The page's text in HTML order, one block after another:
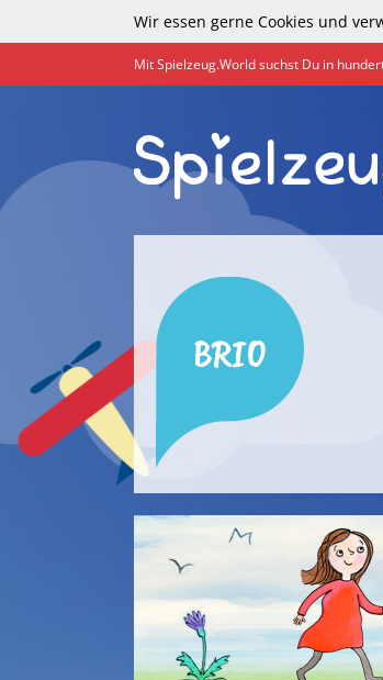
Wir essen gerne Cookies und
Mit Spielzeug.World suchst Du in
BRIO